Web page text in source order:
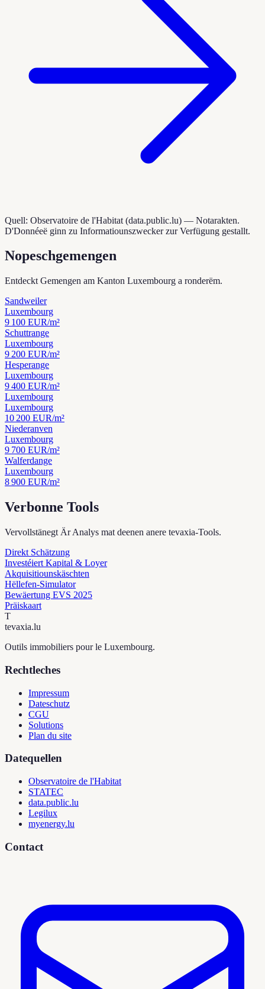
Quell: Observatoire de l'Habitat (data.public.lu) — Notarakten.
D'Donnéeë ginn zu Informatiounszwecker zur Verfügung gestallt.
Nopeschgemengen
Entdeckt Gemengen am Kanton Luxembourg a ronderëm.
Sandweiler
Luxembourg
9 100 EUR/m²
Schuttrange
Luxembourg
9 200 EUR/m²
Hesperange
Luxembourg
9 400 EUR/m²
Luxembourg
Luxembourg
10 200 EUR/m²
Niederanven
Luxembourg
9 700 EUR/m²
Walferdange
Luxembourg
8 900 EUR/m²
Verbonne Tools
Vervollstänegt Är Analys mat deenen anere tevaxia-Tools.
Direkt Schätzung
Investéiert Kapital & Loyer
Akquisitiounskäschten
Hëllefen-Simulator
Bewäertung EVS 2025
Präiskaart
T
tevaxia.lu
Outils immobiliers pour le Luxembourg.
Rechtleches
Impressum
Dateschutz
CGU
Solutions
Plan du site
Datequellen
Observatoire de l'Habitat
STATEC
data.public.lu
Legilux
myenergy.lu
Contact